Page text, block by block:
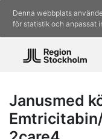
Denna webbplats
för statistik och anpassat
Janusmed